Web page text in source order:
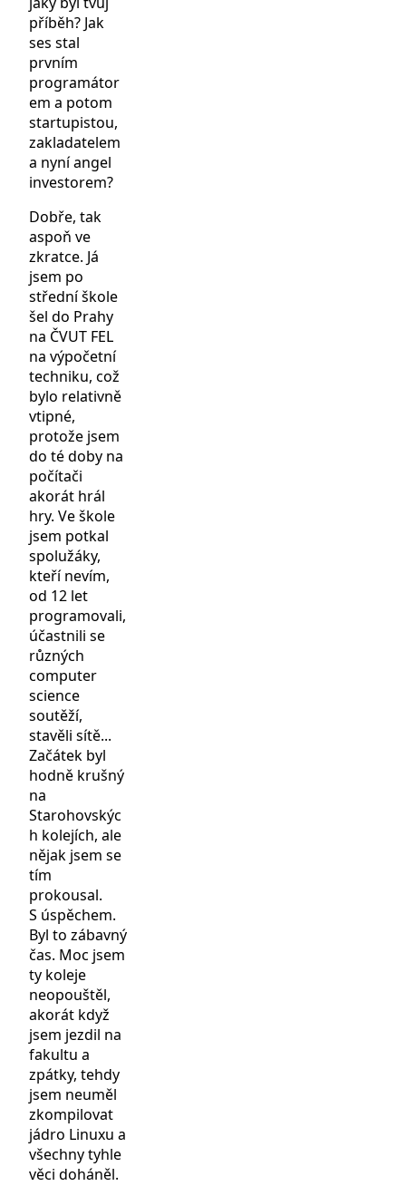
příběh? Jak
ses stal
prvním
programátor
em a potom
startupistou,
zakladatelem
a nyní angel
investorem?
Dobře, tak
aspoň ve
zkratce. Já
jsem po
střední škole
šel do Prahy
na ČVUT FEL
na výpočetní
techniku, což
bylo relativně
vtipné,
protože jsem
do té doby na
počítači
akorát hrál
hry. Ve škole
jsem potkal
spolužáky,
kteří nevím,
od 12 let
programovali,
účastnili se
různých
computer
science
soutěží,
stavěli sítě...
Začátek byl
hodně krušný
na
Starohovskýc
h kolejích, ale
nějak jsem se
tím
prokousal.
S úspěchem.
Byl to zábavný
čas. Moc jsem
ty koleje
neopouštěl,
akorát když
jsem jezdil na
fakultu a
zpátky, tehdy
jsem neuměl
zkompilovat
jádro Linuxu a
všechny tyhle
věci doháněl.